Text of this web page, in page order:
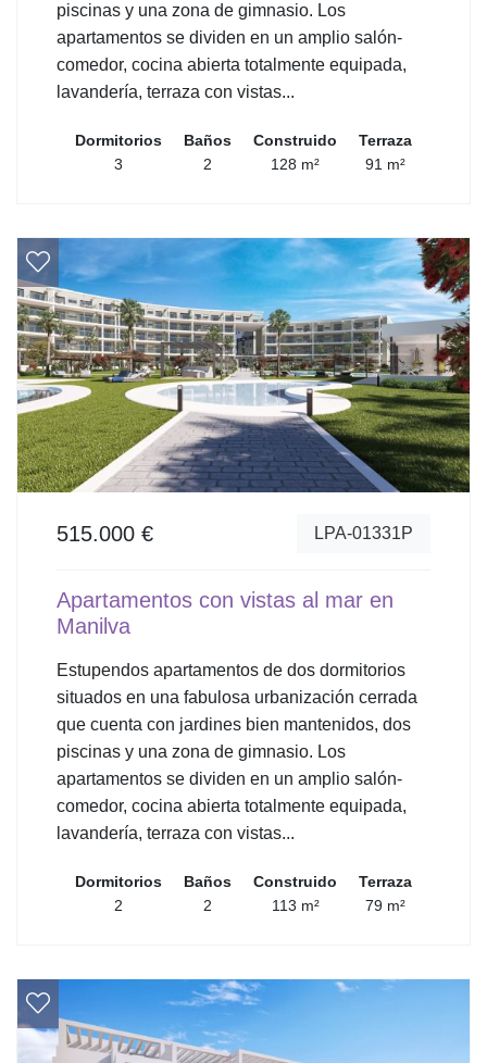
piscinas y una zona de gimnasio. Los
apartamentos se dividen en un amplio salón-
comedor, cocina abierta totalmente equipada,
lavandería, terraza con vistas...
Dormitorios
3
Baños
2
Construido
128 m²
Terraza
91 m²
515.000 € LPA-01331P
Apartamentos con vistas al mar en
Manilva
Estupendos apartamentos de dos dormitorios
situados en una fabulosa urbanización cerrada
que cuenta con jardines bien mantenidos, dos
piscinas y una zona de gimnasio. Los
apartamentos se dividen en un amplio salón-
comedor, cocina abierta totalmente equipada,
lavandería, terraza con vistas...
Dormitorios
2
Baños
2
Construido
113 m²
Terraza
79 m²